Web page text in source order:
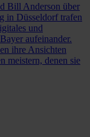
Bill Anderson über
in Düsseldorf trafen
und
aufeinander.
ihre Ansichten
meistern, denen sie